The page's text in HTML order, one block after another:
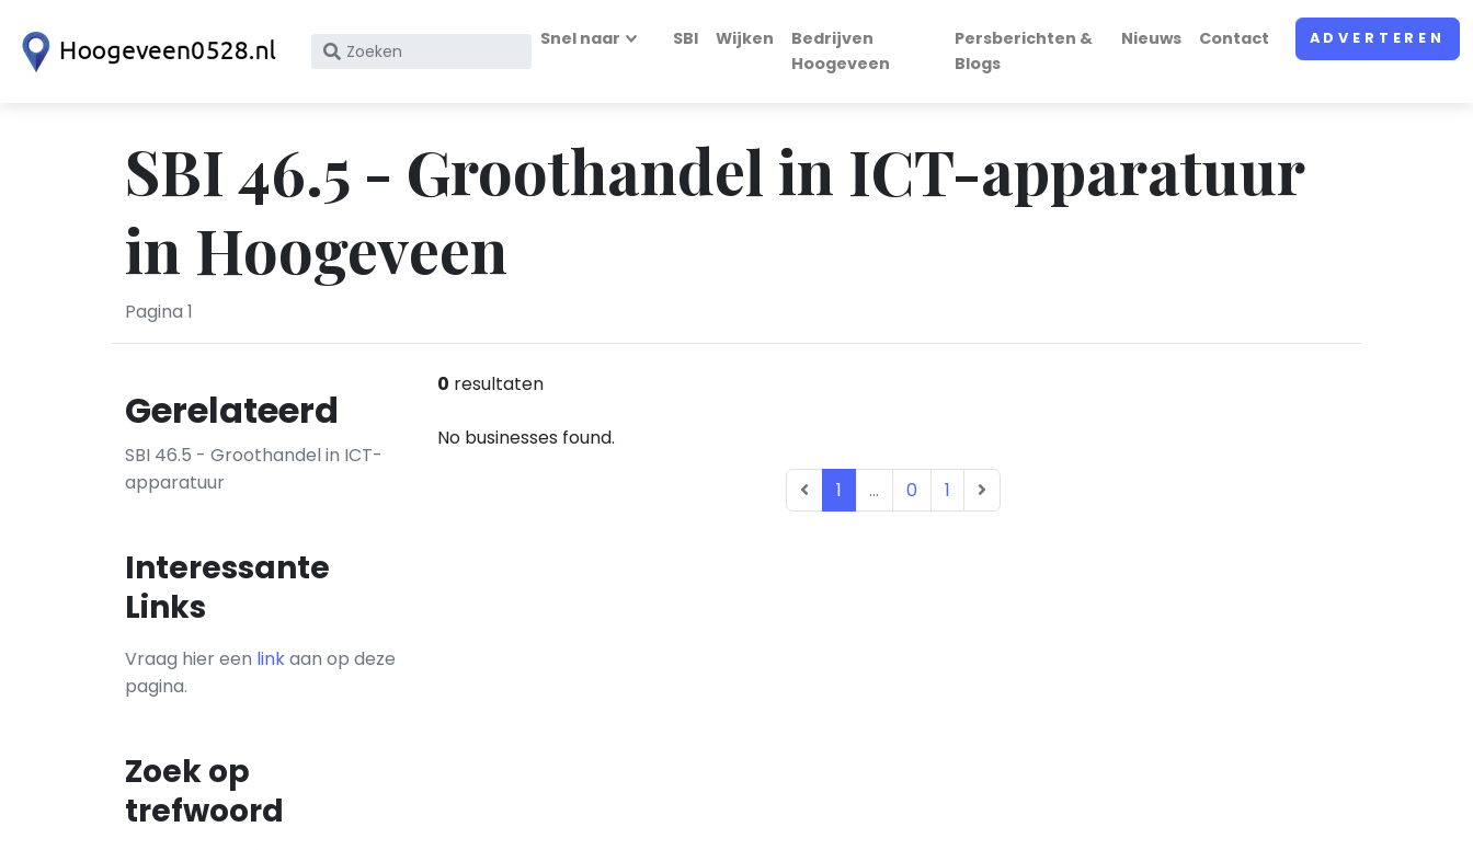
Zoek
KvK
nummer
Snel naar SBI Wijken
Bedrijven
Hoogeveen
Persberichten &
Blogs
Nieuws Contact ADVERTEREN
SBI 46.5 - Groothandel in ICT-apparatuur
in Hoogeveen
Pagina 1
Gerelateerd
SBI 46.5 - Groothandel in ICT-
apparatuur
Interessante
Links
Vraag hier een linkaan op deze
pagina.
Zoek op
trefwoord
0 resultaten
No businesses found.
1 ... 0 1